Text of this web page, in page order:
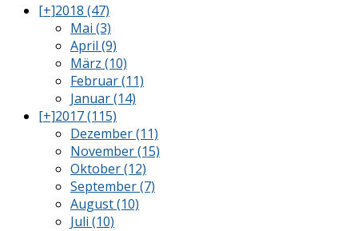
[+]2018 (47)
Mai (3)
April (9)
März (10)
Februar (11)
Januar (14)
[+]2017 (115)
Dezember (11)
November (15)
Oktober (12)
September (7)
August (10)
Juli (10)